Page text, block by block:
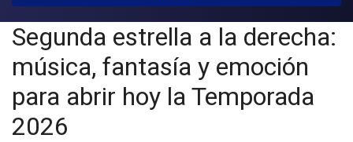
Segunda estrella a la derecha:
música, fantasía y emoción
para abrir hoy la Temporada
2026